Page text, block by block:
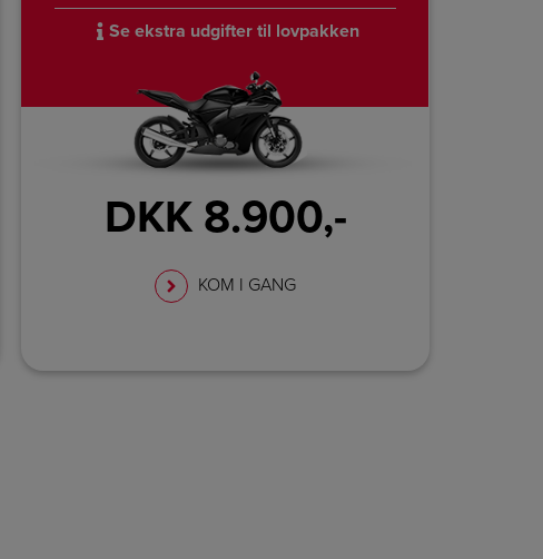
Se ekstra udgifter til lovpakken
DKK 8.900,-
KOM I GANG